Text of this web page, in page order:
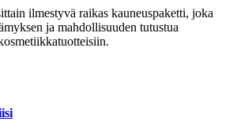
ilmestyvä raikas kauneuspaketti, joka
ja mahdollisuuden tutustua